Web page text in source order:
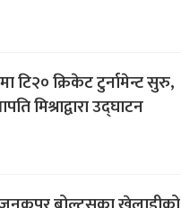
टि२० क्रिकेट टुर्नामेन्ट सुरु,
मिश्राद्वारा उद्घाटन